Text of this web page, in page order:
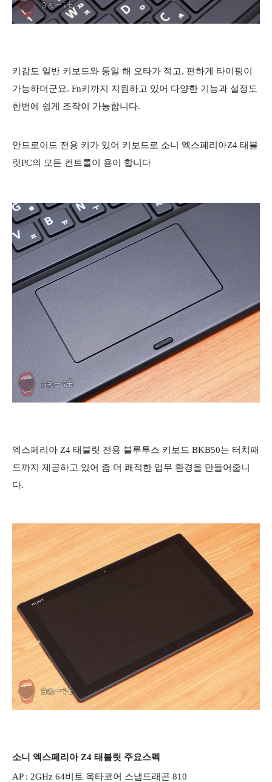
키감도 일반 키보드와 동일 해 오타가 적고, 편하게 타이핑이
가능하더군요. Fn키까지 지원하고 있어 다양한 기능과 설정도
한번에 쉽게 조작이 가능합니다.
안드로이드 전용 키가 있어 키보드로 소니 엑스페리아Z4 태블
릿PC의 모든 컨트롤이 용이 합니다
엑스페리아 Z4 태블릿 전용 블루투스 키보드 BKB50는 터치패
드까지 제공하고 있어 좀 더 쾌적한 업무 환경을 만들어줍니
다.
소니 엑스페리아 Z4 태블릿 주요스펙
AP : 2GHz 64비트 옥타코어 스냅드래곤 810